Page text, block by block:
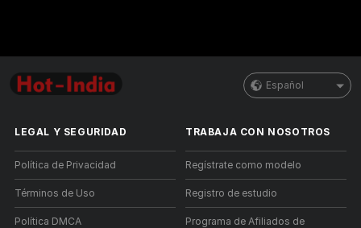
Español
LEGAL Y SEGURIDAD
Política de Privacidad
Términos de Uso
Política DMCA
TRABAJA CON NOSOTROS
Regístrate como modelo
Registro de estudio
Programa de Afiliados de